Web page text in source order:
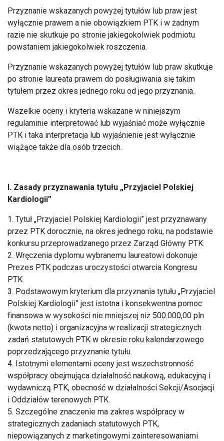
Przyznanie wskazanych powyżej tytułów lub praw jest
wyłącznie prawem a nie obowiązkiem PTK i w żadnym
razie nie skutkuje po stronie jakiegokolwiek podmiotu
powstaniem jakiegokolwiek roszczenia.
Przyznanie wskazanych powyżej tytułów lub praw skutkuje
po stronie laureata prawem do posługiwania się takim
tytułem przez okres jednego roku od jego przyznania.
Wszelkie oceny i kryteria wskazane w niniejszym
regulaminie interpretować lub wyjaśniać może wyłącznie
PTK i taka interpretacja lub wyjaśnienie jest wyłącznie
wiążące także dla osób trzecich.
I. Zasady przyznawania tytułu „Przyjaciel Polskiej
Kardiologii”
1. Tytuł „Przyjaciel Polskiej Kardiologii” jest przyznawany
przez PTK dorocznie, na okres jednego roku, na podstawie
konkursu przeprowadzanego przez Zarząd Główny PTK.
2. Wręczenia dyplomu wybranemu laureatowi dokonuje
Prezes PTK podczas uroczystości otwarcia Kongresu
PTK.
3. Podstawowym kryterium dla przyznania tytułu „Przyjaciel
Polskiej Kardiologii” jest istotna i konsekwentna pomoc
finansowa w wysokości nie mniejszej niż 500.000,00 pln
(kwota netto) i organizacyjna w realizacji strategicznych
zadań statutowych PTK w okresie roku kalendarzowego
poprzedzającego przyznanie tytułu.
4. Istotnymi elementami oceny jest wszechstronność
współpracy obejmująca działalność naukową, edukacyjną i
wydawniczą PTK, obecność w działalności Sekcji/Asocjacji
i Oddziałów terenowych PTK.
5. Szczególne znaczenie ma zakres współpracy w
strategicznych zadaniach statutowych PTK,
niepowiązanych z marketingowymi zainteresowaniami